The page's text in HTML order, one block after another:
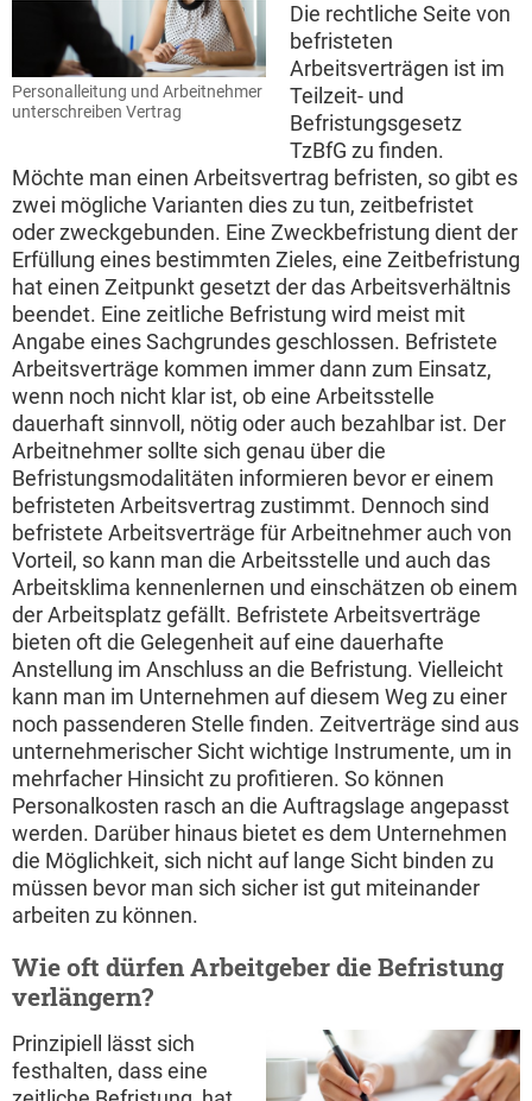
Personalleitung und Arbeitnehmer
unterschreiben Vertrag
Die rechtliche Seite von
befristeten
Arbeitsverträgen ist im
Teilzeit- und
Befristungsgesetz
TzBfG zu finden.
Möchte man einen Arbeitsvertrag befristen, so gibt es
zwei mögliche Varianten dies zu tun, zeitbefristet
oder zweckgebunden. Eine Zweckbefristung dient der
Erfüllung eines bestimmten Zieles, eine Zeitbefristung
hat einen Zeitpunkt gesetzt der das Arbeitsverhältnis
beendet. Eine zeitliche Befristung wird meist mit
Angabe eines Sachgrundes geschlossen. Befristete
Arbeitsverträge kommen immer dann zum Einsatz,
wenn noch nicht klar ist, ob eine Arbeitsstelle
dauerhaft sinnvoll, nötig oder auch bezahlbar ist. Der
Arbeitnehmer sollte sich genau über die
Befristungsmodalitäten informieren bevor er einem
befristeten Arbeitsvertrag zustimmt. Dennoch sind
befristete Arbeitsverträge für Arbeitnehmer auch von
Vorteil, so kann man die Arbeitsstelle und auch das
Arbeitsklima kennenlernen und einschätzen ob einem
der Arbeitsplatz gefällt. Befristete Arbeitsverträge
bieten oft die Gelegenheit auf eine dauerhafte
Anstellung im Anschluss an die Befristung. Vielleicht
kann man im Unternehmen auf diesem Weg zu einer
noch passenderen Stelle finden. Zeitverträge sind aus
unternehmerischer Sicht wichtige Instrumente, um in
mehrfacher Hinsicht zu profitieren. So können
Personalkosten rasch an die Auftragslage angepasst
werden. Darüber hinaus bietet es dem Unternehmen
die Möglichkeit, sich nicht auf lange Sicht binden zu
müssen bevor man sich sicher ist gut miteinander
arbeiten zu können.
Wie oft dürfen Arbeitgeber die Befristung
verlängern?
Prinzipiell lässt sich
festhalten, dass eine